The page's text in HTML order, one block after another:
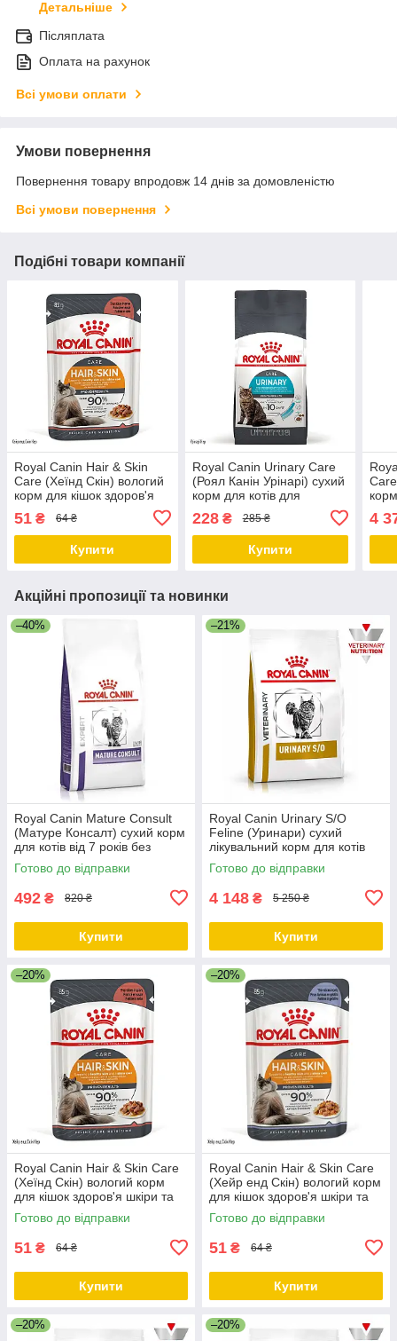
Детальніше
Післяплата
Оплата на рахунок
Всі умови оплати
Умови повернення
Повернення товару впродовж 14 днів за домовленістю
Всі умови повернення
Подібні товари компанії
Royal Canin Hair & Skin
Care (Хеїнд Скін) вологий
корм для кішок здоров'я
шкіри та шерсті, у соусі 85
г від 12 шт.
51 ₴ 64 ₴
Купити
Royal Canin Urinary Care
(Роял Канін Урінарі) сухий
корм для котів для
шляхів, 400 гр
228₴ 285 ₴
Купити
та
4
Акційні пропозиції та новинки
–40%
Royal Canin Mature Consult
(Матуре Консалт) сухий корм
для котів від 7 років без
старіння, 1.5 кг (термін
придатності до 07.2026)
Готово до відправки
492 ₴ 820 ₴
Купити
–21%
Royal Canin Urinary S/O
Feline (Уринари) сухий
лікувальний корм для котів
при лікуванні сечокам'яної
хвороби, 9 КГ
Готово до відправки
4 148 ₴ 5 250 ₴
Купити
–20%
Royal Canin Hair & Skin Care
(Хеїнд Скін) вологий корм
для кішок здоров'я шкіри та
шерсті, у соусі 85 г від 12 шт.
Готово до відправки
51 ₴ 64 ₴
Купити
–20%
Royal Canin Hair & Skin Care
(Хейр енд Скін) вологий корм
для кішок здоров'я шкіри та
вовни, в желе 85гр від 12шт
Готово до відправки
51 ₴ 64 ₴
Купити
–20% –20%